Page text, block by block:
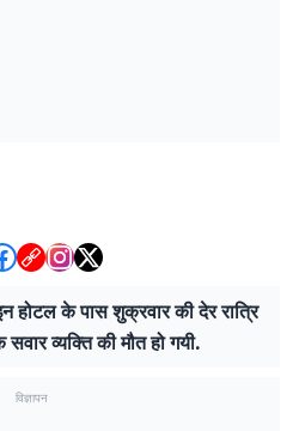
होटल के पास शुक्रवार की देर रात्रि
व्यक्ति की मौत हो गयी.
विज्ञापन